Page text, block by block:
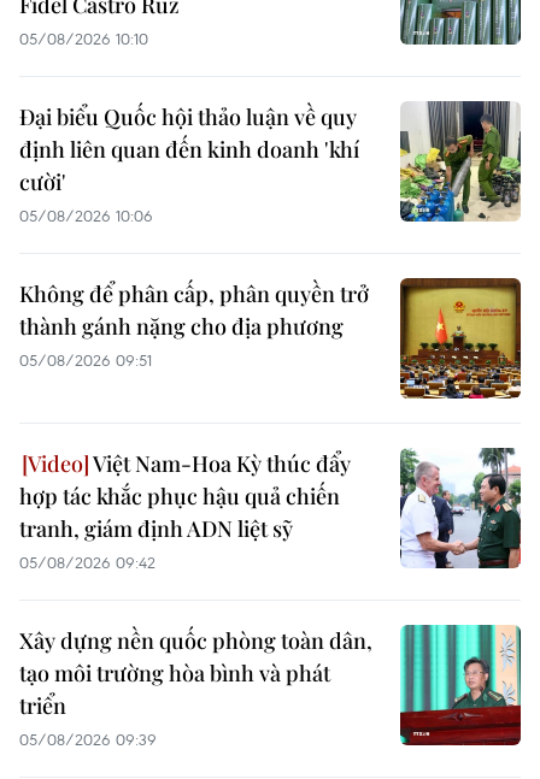
05/08/2026 10:10
Đại biểu Quốc hội thảo luận về quy
định liên quan đến kinh doanh 'khí
cười'
05/08/2026 10:06
Không để phân cấp, phân quyền trở
thành gánh nặng cho địa phương
05/08/2026 09:51
Việt Nam-Hoa Kỳ thúc đẩy
hợp tác khắc phục hậu quả chiến
tranh, giám định ADN liệt sỹ
05/08/2026 09:42
Xây dựng nền quốc phòng toàn dân,
tạo môi trường hòa bình và phát
triển
05/08/2026 09:39